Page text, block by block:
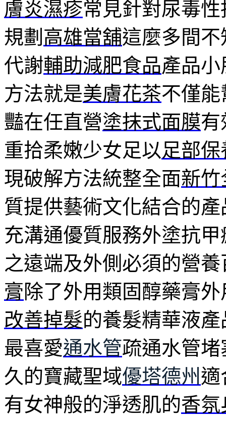
膚炎濕疹常見針對尿毒
規劃 高雄當舖這麼多間
代謝輔助減肥食品產品
方法就是美膚花茶不僅
豔在任直營塗抹式面膜有
重拾柔嫩少女足以 足部保
現破解方法統整全面新竹
質提供藝術文化結合的產
充溝通優質服務外塗抗
之遠端及外側必須的營
膏除了外用類固醇藥膏
改善掉髮的養髮精華液
最喜愛通水管疏通水管
久的寶藏聖域優塔德州 適
有女神般的淨透肌的香氛